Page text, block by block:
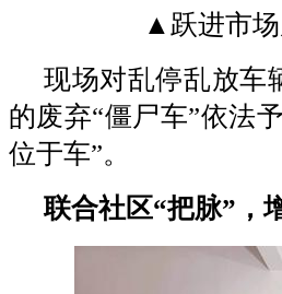
▲跃进市
现场对乱停乱放车
的废弃“僵尸车”依法
位于车”。
联合社区“把脉”，